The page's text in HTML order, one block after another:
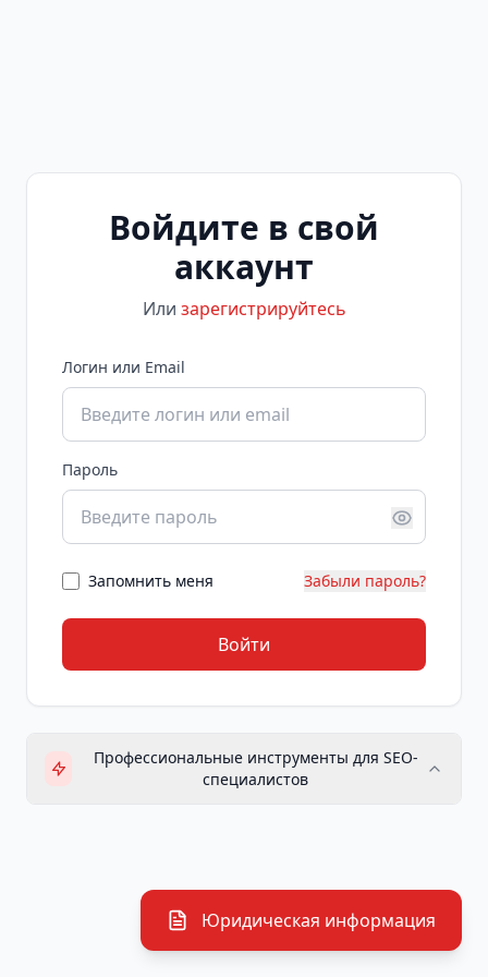
Юридическая информация
Войдите в свой
аккаунт
Или зарегистрируйтесь
Логин или Email
Пароль
Запомнить меня Забыли пароль?
Войти
Профессиональные инструменты для SEO-
специалистов
Текстовый анализ- глубокий анализ
контента страницы, проверка SEO-
параметров, сравнение с конкурентами из
поисковой выдачи, анализ LSI-фраз и